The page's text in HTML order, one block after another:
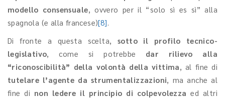
modello consensuale, ovvero per il “solo sì es sì” alla
spagnola (e alla francese)[8].
Di fronte a questa scelta, sotto il profilo tecnico-
legislativo, come si potrebbe dar rilievo alla
“riconoscibilità” della volontà della vittima, al fine di
tutelare l’agente da strumentalizzazioni, ma anche al
fine di non ledere il principio di colpevolezza ed altri